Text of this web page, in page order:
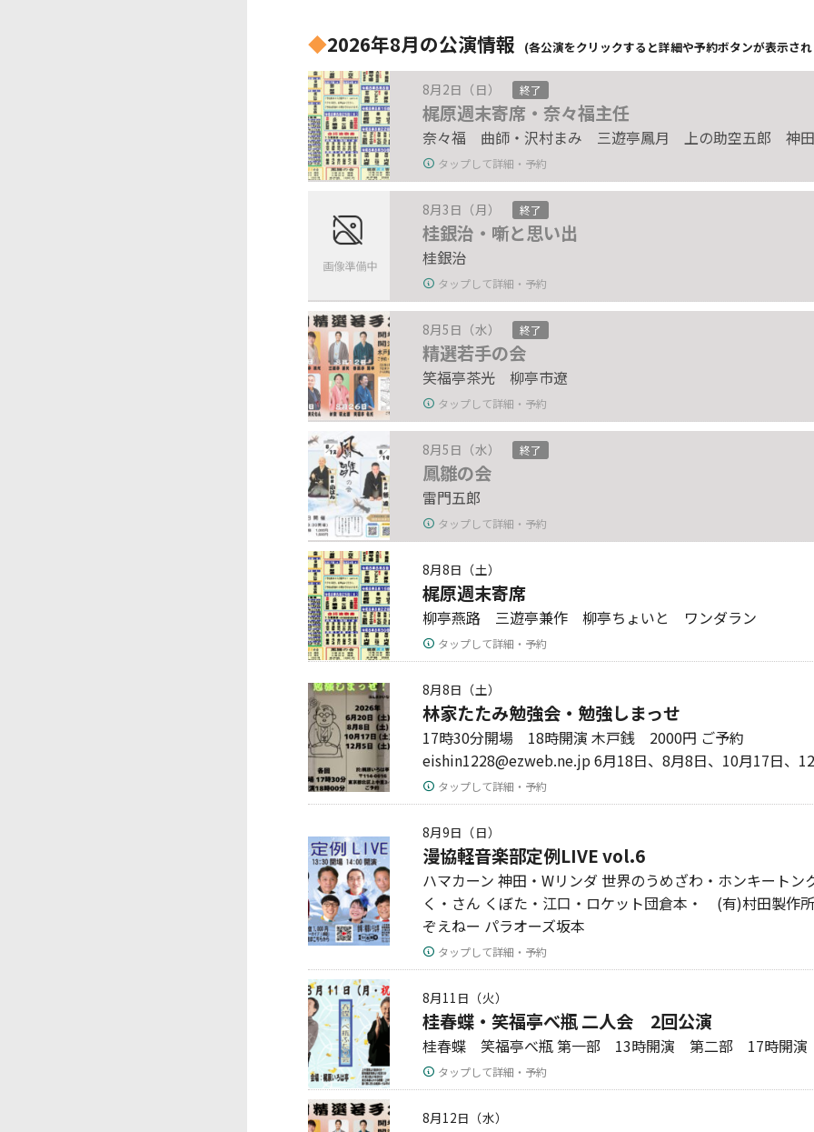
◆2026年8月の公演情報 (各公演をクリックすると詳細や予約ボタンが表示さ
8月2日（日） 終了
梶原週末寄席・奈々福主任
奈々福 曲師・沢村まみ 三遊亭鳳月 上の助空五郎 神
タップして詳細・予約
8月3日（月） 終了
桂銀治・噺と思い出
桂銀治
タップして詳細・予約
8月5日（水） 終了
精選若手の会
笑福亭茶光 柳亭市遼
タップして詳細・予約
8月5日（水） 終了
鳳雛の会
雷門五郎
タップして詳細・予約
8月8日（土）
梶原週末寄席
柳亭燕路 三遊亭兼作 柳亭ちょいと ワンダラン
タップして詳細・予約
8月8日（土）
林家たたみ勉強会・勉強しまっせ
17時30分開場 18時開演 木戸銭 2000円 ご予約
eishin1228@ezweb.ne.jp 6月18日、8月8日、10月17日、
タップして詳細・予約
8月9日（日）
漫協軽音楽部定例LIVE vol.6
ハマカーン 神田・Wリンダ 世界のうめざわ・ホンキートン
く・さん くぼた・江口・ロケット団倉本・ (有)村田製作
ぞえねー パラオーズ坂本
タップして詳細・予約
8月11日（火）
桂春蝶・笑福亭べ瓶 二人会 2回公演
桂春蝶 笑福亭べ瓶 第一部 13時開演 第二部 17時開演
タップして詳細・予約
8月12日（水）